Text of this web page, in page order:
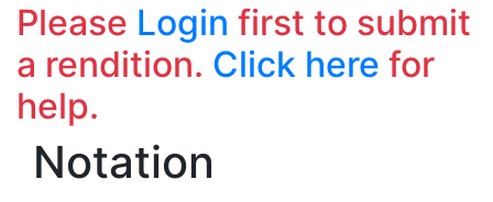
Please Login first to submit
a rendition. Click here for
help.
Notation